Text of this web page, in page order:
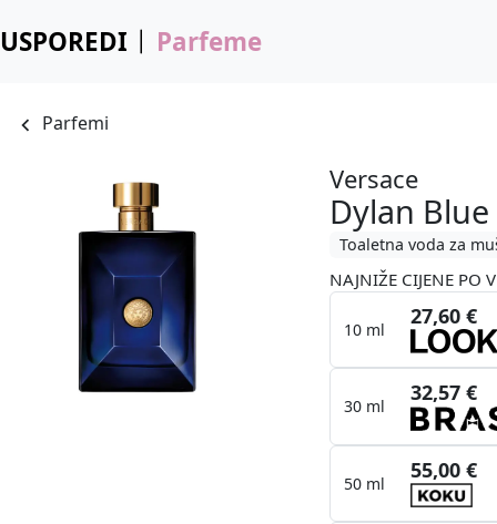
USPOREDI Parfeme
Parfemi
Versace
Dylan
Toaletna voda za
NAJNIŽE CIJENE PO
10 ml
27,60 €
30 ml
32,57 €
50 ml
55,00 €